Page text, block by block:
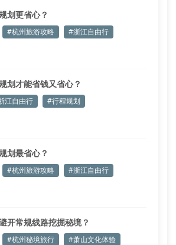
划更省心？
#杭州旅游攻略 #浙江自由行
划才能省钱又省心？
江自由行 #行程规划
划最省心？
#杭州旅游攻略 #浙江自由行
开常规线路挖掘秘境？
#杭州秘境旅行 #萧山文化体验